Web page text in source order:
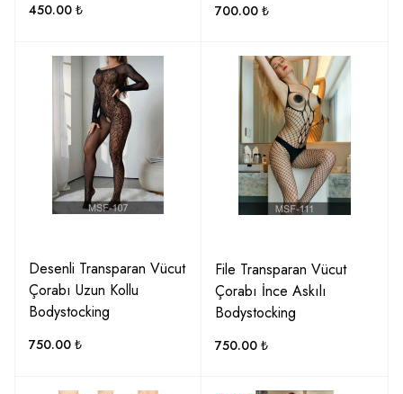
450.00 ₺ 700.00 ₺
Desenli Transparan Vücut
Çorabı Uzun Kollu
Bodystocking
750.00 ₺
File Transparan Vücut
Çorabı İnce Askılı
Bodystocking
750.00 ₺